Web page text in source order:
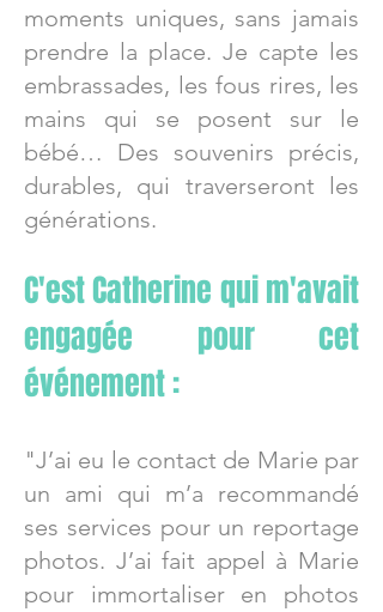
moments uniques, sans jamais
prendre la place. Je capte les
embrassades, les fous rires, les
mains qui se posent sur le
bébé… Des souvenirs précis,
durables, qui traverseront les
générations.
C'est Catherine qui m'avait
engagée pour cet
événement :
"J’ai eu le contact de Marie par
un ami qui m’a recommandé
ses services pour un reportage
photos. J’ai fait appel à Marie
pour immortaliser en photos